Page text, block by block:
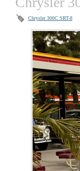
Chrysler 300C SRT-8